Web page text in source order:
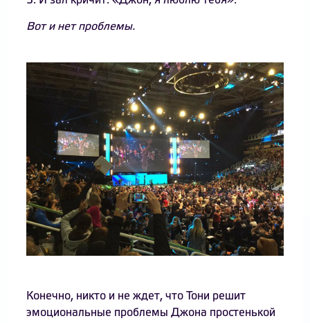
Вот и нет проблемы.
Конечно, никто и не ждет, что Тони решит
эмоциональные проблемы Джона простенькой